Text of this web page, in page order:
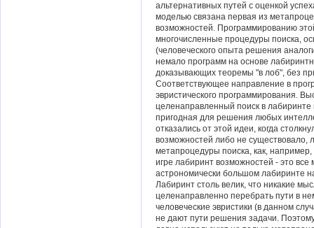
альтернативных путей с оценкой
моделью связана первая из
возможностей. Программированию
многочисленные процедуры поиска,
(человеческого опыта решения
немало программ на основе
доказывающих теоремы "в лоб", без
Соответствующее направление в
эвристического программирования.
целенаправленный поиск в
пригодная для решения любых
отказались от этой идеи, когда
возможностей либо не существовало,
метапроцедуры поиска, как,
игре лабиринт возможностей - это
астрономически большом лабиринте
Лабиринт столь велик, что никакие
целенаправленно перебрать пути в
человеческие эвристики (в данном
не дают пути решения задачи.